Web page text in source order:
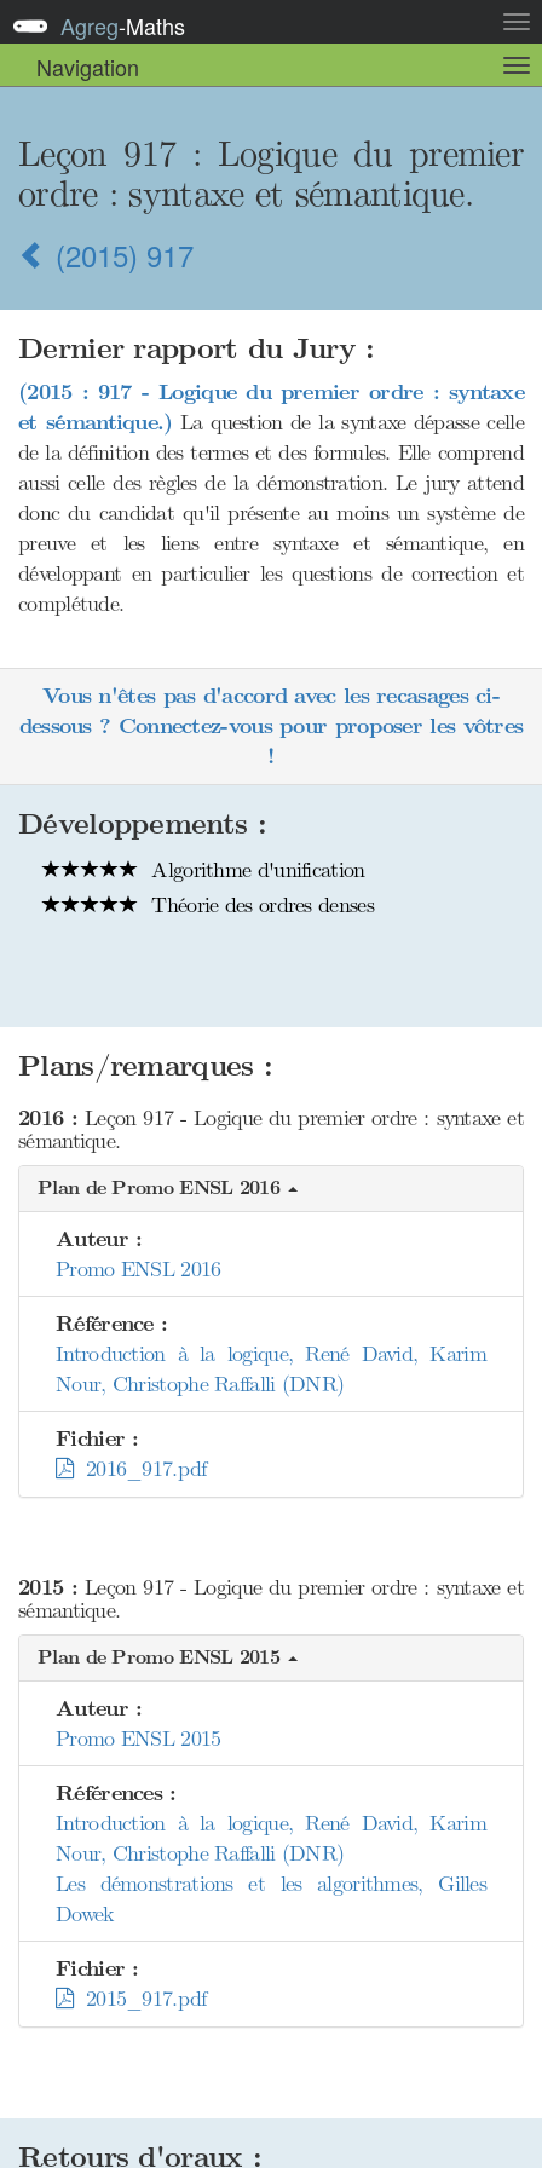
la
Agreg-Maths
Navigation
la
Leçon 917 : Logique du premier
ordre : syntaxe et sémantique.
(2015) 917
Dernier rapport du Jury :
(2015 : 917 - Logique du premier ordre : syntaxe
et sémantique.) La question de la syntaxe dépasse celle
de la définition des termes et des formules. Elle comprend
aussi celle des règles de la démonstration. Le jury attend
donc du candidat qu'il présente au moins un système de
preuve et les liens entre syntaxe et sémantique, en
développant en particulier les questions de correction et
complétude.
Vous n'êtes pas d'accord avec les recasages ci-
dessous ? Connectez-vous pour proposer les vôtres
!
Développements :
Algorithme d'unification
Théorie des ordres denses
Plans/remarques :
2016 : Leçon 917 - Logique du premier ordre : syntaxe et
sémantique.
Plan de Promo ENSL 2016
Auteur :
Promo ENSL 2016
Référence :
Introduction à la logique, René David, Karim
Nour, Christophe Raffalli (DNR)
Fichier :
2016_917.pdf
2015 : Leçon 917 - Logique du premier ordre : syntaxe et
sémantique.
Plan de Promo ENSL 2015
Auteur :
Promo ENSL 2015
Références :
Introduction à la logique, René David, Karim
Nour, Christophe Raffalli (DNR)
Les démonstrations et les algorithmes, Gilles
Dowek
Fichier :
2015_917.pdf
Retours d'oraux :